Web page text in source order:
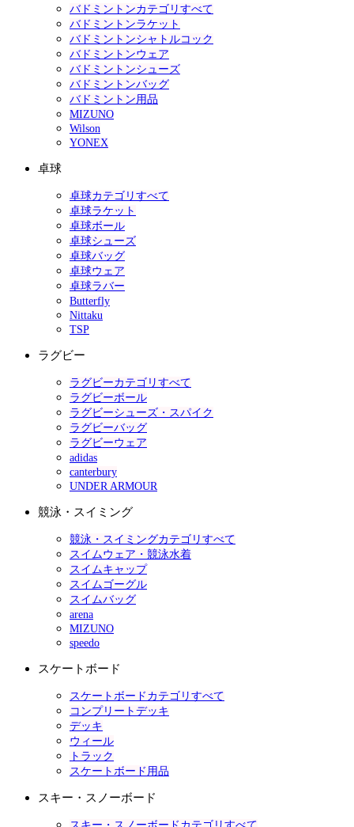
バドミントンカテゴリすべて
バドミントンラケット
バドミントンシャトルコック
バドミントンウェア
バドミントンシューズ
バドミントンバッグ
バドミントン用品
MIZUNO
Wilson
YONEX
卓球
卓球カテゴリすべて
卓球ラケット
卓球ボール
卓球シューズ
卓球バッグ
卓球ウェア
卓球ラバー
Butterfly
Nittaku
TSP
ラグビー
ラグビーカテゴリすべて
ラグビーボール
ラグビーシューズ・スパイク
ラグビーバッグ
ラグビーウェア
adidas
canterbury
UNDER ARMOUR
競泳・スイミング
競泳・スイミングカテゴリすべて
スイムウェア・競泳水着
スイムキャップ
スイムゴーグル
スイムバッグ
arena
MIZUNO
speedo
スケートボード
スケートボードカテゴリすべて
コンプリートデッキ
デッキ
ウィール
トラック
スケートボード用品
スキー・スノーボード